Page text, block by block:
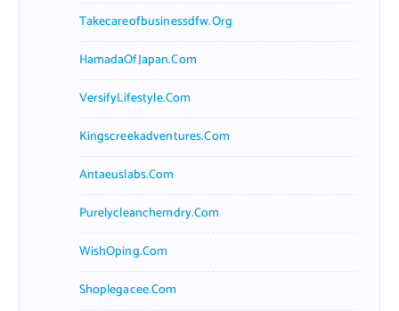
Takecareofbusinessdfw.org
HamadaOfJapan.com
VersifyLifestyle.com
Kingscreekadventures.com
Antaeuslabs.com
Purelycleanchemdry.com
WishOping.com
Shoplegacee.com